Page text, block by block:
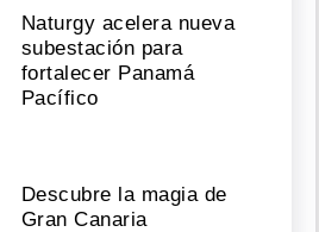
Naturgy acelera nueva
subestación para
fortalecer Panamá
Pacífico
Descubre la magia de
Gran Canaria